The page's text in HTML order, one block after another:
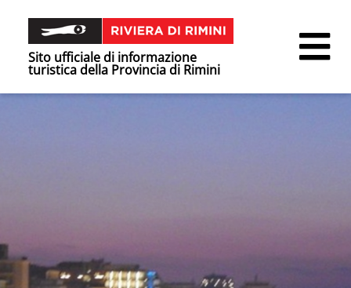
Sito ufficiale di informazione
turistica della Provincia di Rimini